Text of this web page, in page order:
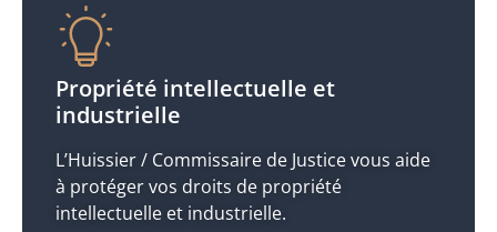
Propriété intellectuelle et
industrielle
L’Huissier / Commissaire de Justice vous aide
à protéger vos droits de propriété
intellectuelle et industrielle.